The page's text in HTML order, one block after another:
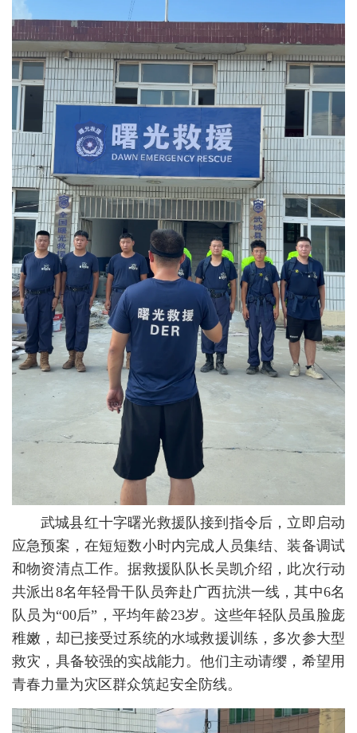
武城县红十字曙光救援队接到指令后，立即启动
应急预案，在短短数小时内完成人员集结、装备调试
和物资清点工作。据救援队队长吴凯介绍，此次行动
共派出8名年轻骨干队员奔赴广西抗洪一线，其中6名
队员为“00后”，平均年龄23岁。这些年轻队员虽脸庞
稚嫩，却已接受过系统的水域救援训练，多次参大型
救灾，具备较强的实战能力。他们主动请缨，希望用
青春力量为灾区群众筑起安全防线。